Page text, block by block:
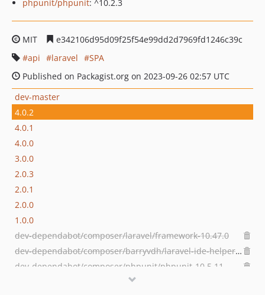
phpunit/phpunit: ^10.2.3
MIT
e342106d95d09f25f54e99dd2d7969fd1246c39c
api
laravel
SPA
Published on Packagist.org on 2023-09-26 02:57 UTC
dev-master
4.0.2
4.0.1
4.0.0
3.0.0
2.0.3
2.0.1
2.0.0
1.0.0
dev-dependabot/composer/laravel/framework-10.47.0
dev-dependabot/composer/barryvdh/laravel-ide-helper-3.0.0
dev-dependabot/composer/phpunit/phpunit-10.5.11
dev-dependabot/composer/laravel/pint-1.14.0